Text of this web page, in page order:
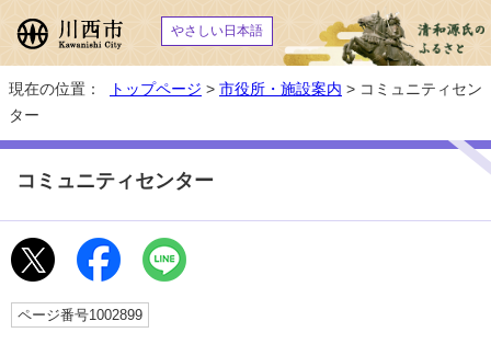
やさしい日本語
現在の位置： トップページ > 市役所・施設案内 > コミュニティセン
ター
コミュニティセンター
ページ番号1002899